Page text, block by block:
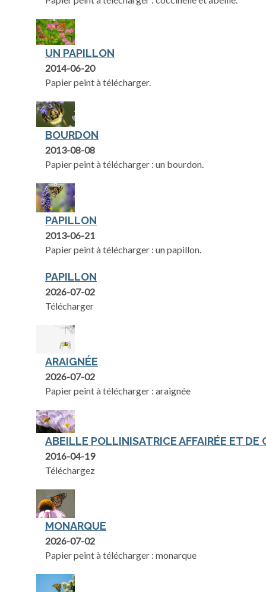
UN PAPILLON
2014-06-20
Papier peint à télécharger.
BOURDON
2013-08-08
Papier peint à télécharger : un bourdon.
PAPILLON
2013-06-21
Papier peint à télécharger : un papillon.
PAPILLON
2026-07-02
Télécharger
ARAIGNÉE
2026-07-02
Papier peint à télécharger : araignée
ABEILLE POLLINISATRICE AFFAIRÉE ET DE
2016-04-19
Téléchargez
MONARQUE
2026-07-02
Papier peint à télécharger : monarque